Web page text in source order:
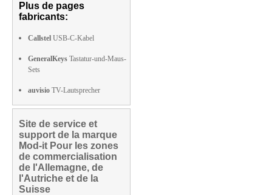
Plus de pages
fabricants:
Callstel USB-C-Kabel
GeneralKeys Tastatur-und-Maus-
Sets
auvisio TV-Lautsprecher
Site de service et
support de la marque
Mod-it Pour les zones
de commercialisation
de l'Allemagne, de
l'Autriche et de la
Suisse